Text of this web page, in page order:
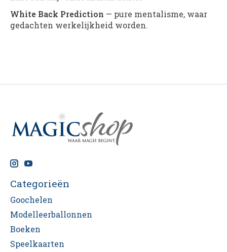
White Back Prediction — pure mentalisme, waar
gedachten werkelijkheid worden.
Categorieën
Goochelen
Modelleerballonnen
Boeken
Speelkaarten